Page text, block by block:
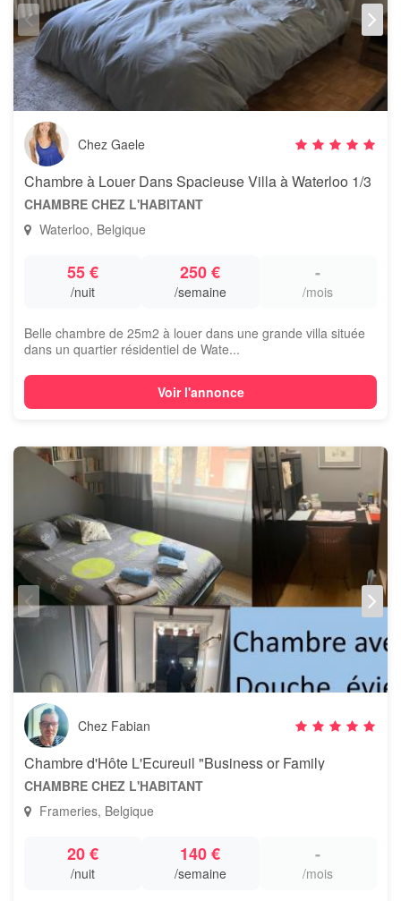
Chez Gaele
Chambre à Louer Dans Spacieuse Villa à Waterloo 1/3
CHAMBRE CHEZ L'HABITANT
Waterloo, Belgique
55 €
/nuit
250 €
/semaine
-
/mois
Belle chambre de 25m2 à louer dans une grande villa située
dans un quartier résidentiel de Wate...
Voir l'annonce
Chez Fabian
Chambre d'Hôte L'Ecureuil "Business or Family
CHAMBRE CHEZ L'HABITANT
Frameries, Belgique
20 €
/nuit
140 €
/semaine
-
/mois